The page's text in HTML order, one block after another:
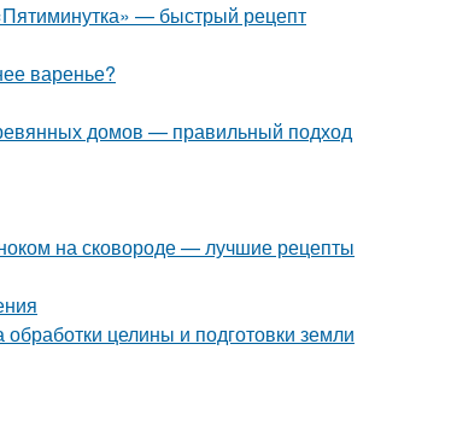
— быстрый рецепт
варенье?
домов — правильный подход
на сковороде — лучшие рецепты
целины и подготовки земли